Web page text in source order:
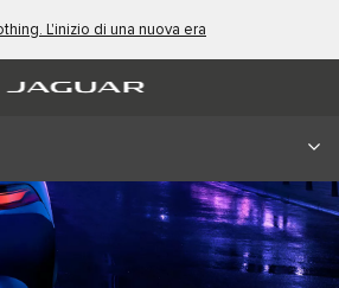
L'inizio di una nuova era